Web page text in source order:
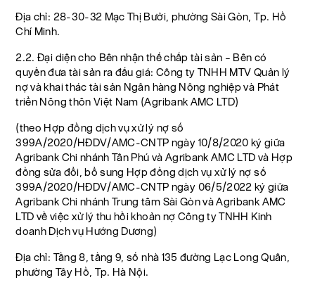
Địa chỉ: 28-30-32 Mạc Thị Bưởi, phường Sài Gòn, Tp. Hồ
Chí Minh.
2.2. Đại diện cho Bên nhận thế chấp tài sản – Bên có
quyền đưa tài sản ra đấu giá: Công ty TNHH MTV Quản lý
nợ và khai thác tài sản Ngân hàng Nông nghiệp và Phát
triển Nông thôn Việt Nam (Agribank AMC LTD)
(theo Hợp đồng dịch vụ xử lý nợ số
399A/2020/HĐDV/AMC-CNTP ngày 10/8/2020 ký giữa
Agribank Chi nhánh Tân Phú và Agribank AMC LTD và Hợp
đồng sửa đổi, bổ sung Hợp đồng dịch vụ xử lý nợ số
399A/2020/HĐDV/AMC-CNTP ngày 06/5/2022 ký giữa
Agribank Chi nhánh Trung tâm Sài Gòn và Agribank AMC
LTD về việc xử lý thu hồi khoản nợ Công ty TNHH Kinh
doanh Dịch vụ Hướng Dương)
Địa chỉ: Tầng 8, tầng 9, số nhà 135 đường Lạc Long Quân,
phường Tây Hồ, Tp. Hà Nội.